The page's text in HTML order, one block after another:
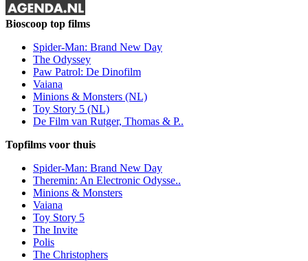
Bioscoop top films
Spider-Man: Brand New Day
The Odyssey
Paw Patrol: De Dinofilm
Vaiana
Minions & Monsters (NL)
Toy Story 5 (NL)
De Film van Rutger, Thomas & P..
Topfilms voor thuis
Spider-Man: Brand New Day
Theremin: An Electronic Odysse..
Minions & Monsters
Vaiana
Toy Story 5
The Invite
Polis
The Christophers